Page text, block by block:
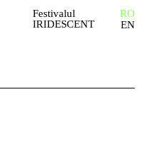
Festivalul
IRIDESCENT
RO
EN